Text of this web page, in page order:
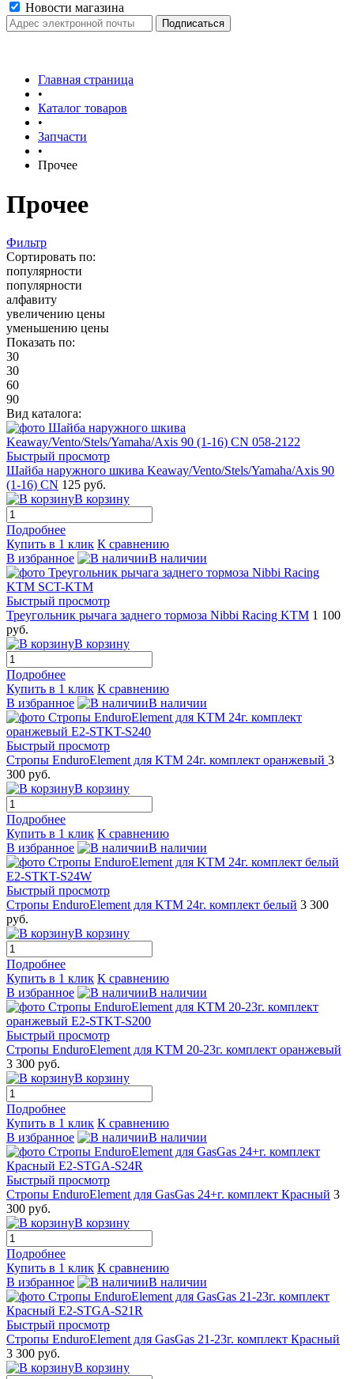
Новости магазина
Главная страница
•
Каталог товаров
•
Запчасти
•
Прочее
Прочее
Фильтр
Сортировать по:
популярности
популярности
алфавиту
увеличению цены
уменьшению цены
Показать по:
30
30
60
90
Вид каталога:
Быстрый просмотр
Шайба наружного шкива Keaway/Vento/Stels/Yamaha/Axis 90
(1-16) CN 125 руб.
В корзину
Подробнее
Купить в 1 клик К сравнению
В избранное
В наличии
Быстрый просмотр
Треугольник рычага заднего тормоза Nibbi Racing KTM 1 100
руб.
В корзину
Подробнее
Купить в 1 клик К сравнению
В избранное
В наличии
Быстрый просмотр
Стропы EnduroElement для KTM 24г. комплект оранжевый 3
300 руб.
В корзину
Подробнее
Купить в 1 клик К сравнению
В избранное
В наличии
Быстрый просмотр
Стропы EnduroElement для KTM 24г. комплект белый 3 300
руб.
В корзину
Подробнее
Купить в 1 клик К сравнению
В избранное
В наличии
Быстрый просмотр
Стропы EnduroElement для KTM 20-23г. комплект оранжевый
3 300 руб.
В корзину
Подробнее
Купить в 1 клик К сравнению
В избранное
В наличии
Быстрый просмотр
Стропы EnduroElement для GasGas 24+г. комплект Красный 3
300 руб.
В корзину
Подробнее
Купить в 1 клик К сравнению
В избранное
В наличии
Быстрый просмотр
Стропы EnduroElement для GasGas 21-23г. комплект Красный
3 300 руб.
В корзину